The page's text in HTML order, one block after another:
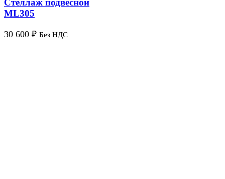
Стеллаж подвесной
ML305
30 600 ₽ Без НДС